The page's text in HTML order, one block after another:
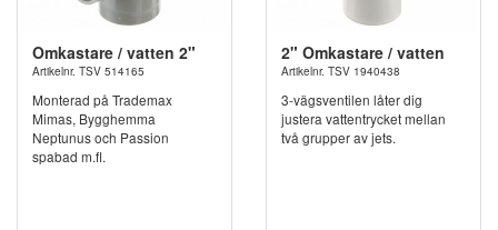
Omkastare / vatten 2"
Artikelnr. TSV 514165
Monterad på Trademax
Mimas, Bygghemma
Neptunus och Passion
spabad m.fl.
2" Omkastare / vatten
Artikelnr. TSV 1940438
3-vägsventilen låter dig
justera vattentrycket mellan
två grupper av jets.